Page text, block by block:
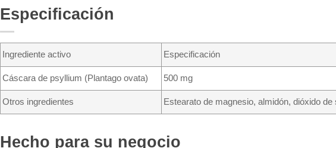
Especificación
Ingrediente activo Especificación
Cáscara de psyllium (Plantago ovata) 500 mg
Otros ingredientes Estearato de magnesio, almidón, dióxido
Hecho para su negocio